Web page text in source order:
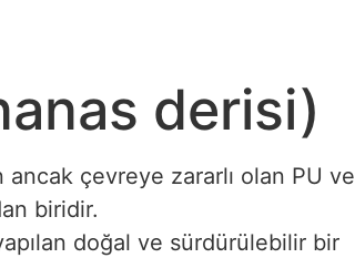
derisi)
ancak çevreye zararlı olan PU ve
biridir.
doğal ve sürdürülebilir bir